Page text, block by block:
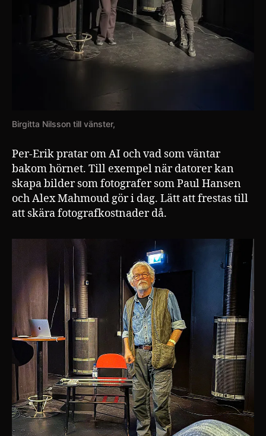
Birgitta Nilsson till vänster,
Per-Erik pratar om AI och vad som väntar
bakom hörnet. Till exempel när datorer kan
skapa bilder som fotografer som Paul Hansen
och Alex Mahmoud gör i dag. Lätt att frestas till
att skära fotografkostnader då.